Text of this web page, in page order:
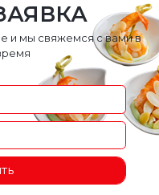
и мы свяжемся с вами в